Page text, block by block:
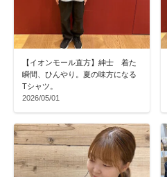
【イオンモール直方】紳士 着た
瞬間、ひんやり。夏の味方になる
Tシャツ。
2026/05/01